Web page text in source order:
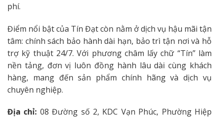
phí.
Điểm nổi bật của Tín Đạt còn nằm ở dịch vụ hậu mãi tận
tâm: chính sách bảo hành dài hạn, bảo trì tận nơi và hỗ
trợ kỹ thuật 24/7. Với phương châm lấy chữ “Tín” làm
nền tảng, đơn vị luôn đồng hành lâu dài cùng khách
hàng, mang đến sản phẩm chính hãng và dịch vụ
chuyên nghiệp.
Địa chỉ: 08 Đường số 2, KDC Vạn Phúc, Phường Hiệp